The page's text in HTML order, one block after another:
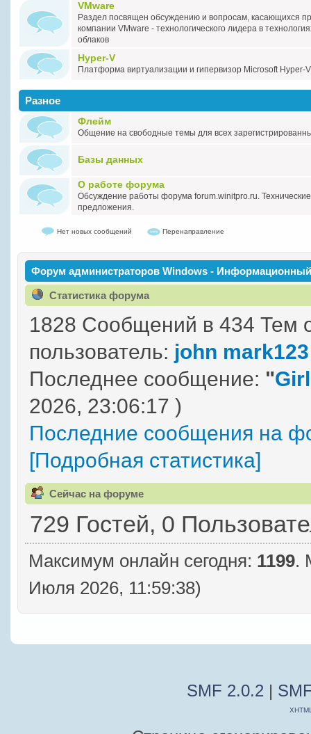
VMware
Раздел посвящен обсуждению и вопросам, касающихся
компании VMware - технологического лидера в
облаков
Hyper-V
Платформа виртуализации и гипервизор Microsoft Hyper-V
Разное
Флейм
Общение на свободные темы для всех
Базы данных
О работе форума
Обсуждение работы форума forum.winitpro.ru.
предложения.
Нет новых сообщений Перенаправление
Форум администраторов Windows -
Статистика форума
1828 Сообщений в 434 Тем
пользователь: john mark123
Последнее сообщение: "
2026, 23:06:17 )
Последние сообщения на
[Подробная статистика]
Сейчас на форуме
729 Гостей, 0
Максимум онлайн сегодня: 1199.
Июля 2026, 11:59:38)
SMF 2.0.2 |